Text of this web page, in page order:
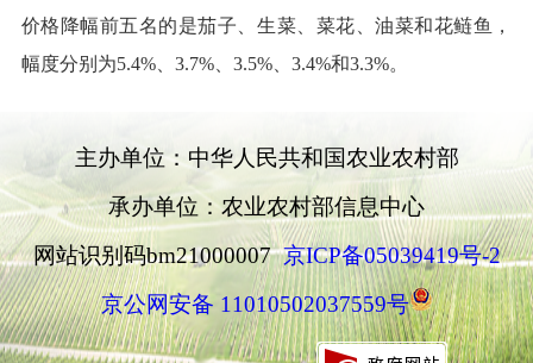
价格降幅前五名的是茄子、生菜、菜花、油菜和花鲢鱼，
幅度分别为5.4%、3.7%、3.5%、3.4%和3.3%。
主办单位：中华人民共和国农业农村部
承办单位：农业农村部信息中心
网站识别码bm21000007京ICP备05039419号-2
京公网安备 11010502037559号